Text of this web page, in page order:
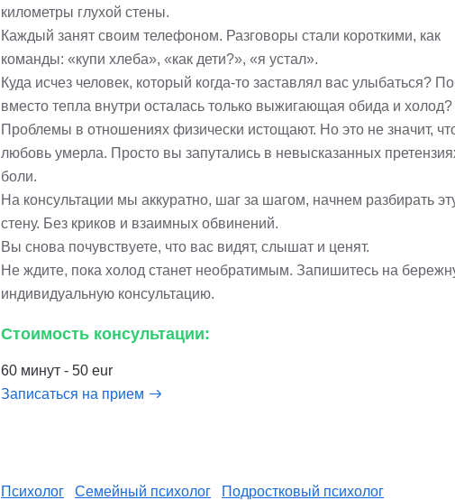
километры глухой стены.
Каждый занят своим телефоном. Разговоры стали короткими, как
команды: «купи хлеба», «как дети?», «я устал».
Куда исчез человек, который когда-то заставлял вас улыбаться?
вместо тепла внутри осталась только выжигающая обида и холод?
Проблемы в отношениях физически истощают. Но это не значит,
любовь умерла. Просто вы запутались в невысказанных
боли.
На консультации мы аккуратно, шаг за шагом, начнем разбирать
стену. Без криков и взаимных обвинений.
Вы снова почувствуете, что вас видят, слышат и ценят.
Не ждите, пока холод станет необратимым. Запишитесь на
индивидуальную консультацию.
Стоимость консультации:
60 минут - 50 eur
Записаться на прием
Психолог Семейный психолог Подростковый психолог